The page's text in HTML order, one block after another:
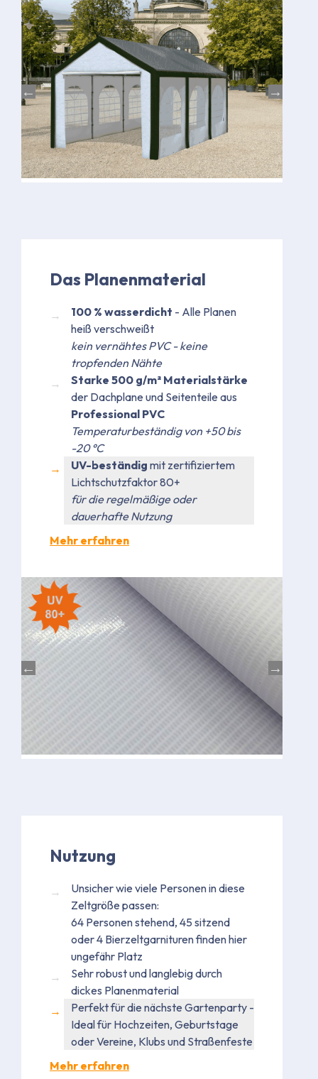
Das Planenmaterial
100 % wasserdicht - Alle Planen
heiß verschweißt
kein vernähtes PVC - keine
tropfenden Nähte
Starke 500 g/m² Materialstärke
der Dachplane und Seitenteile aus
Professional PVC
Temperaturbeständig von +50 bis
-20 °C
UV-beständig mit zertifiziertem
Lichtschutzfaktor 80+
für die regelmäßige oder
dauerhafte Nutzung
Mehr erfahren
Nutzung
Unsicher wie viele Personen in diese
Zeltgröße passen:
64 Personen stehend, 45 sitzend
oder 4 Bierzeltgarnituren finden hier
ungefähr Platz
Sehr robust und langlebig durch
dickes Planenmaterial
Perfekt für die nächste Gartenparty -
Ideal für Hochzeiten, Geburtstage
oder Vereine, Klubs und Straßenfeste
Mehr erfahren